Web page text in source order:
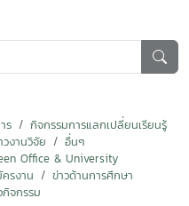
ร
กิจกรรมการแลกเปลี่ยนเรียนรู้
วงานวิจัย
อื่นๆ
Office & University
รงาน
ข่าวด้านการศึกษา
กิจกรรม